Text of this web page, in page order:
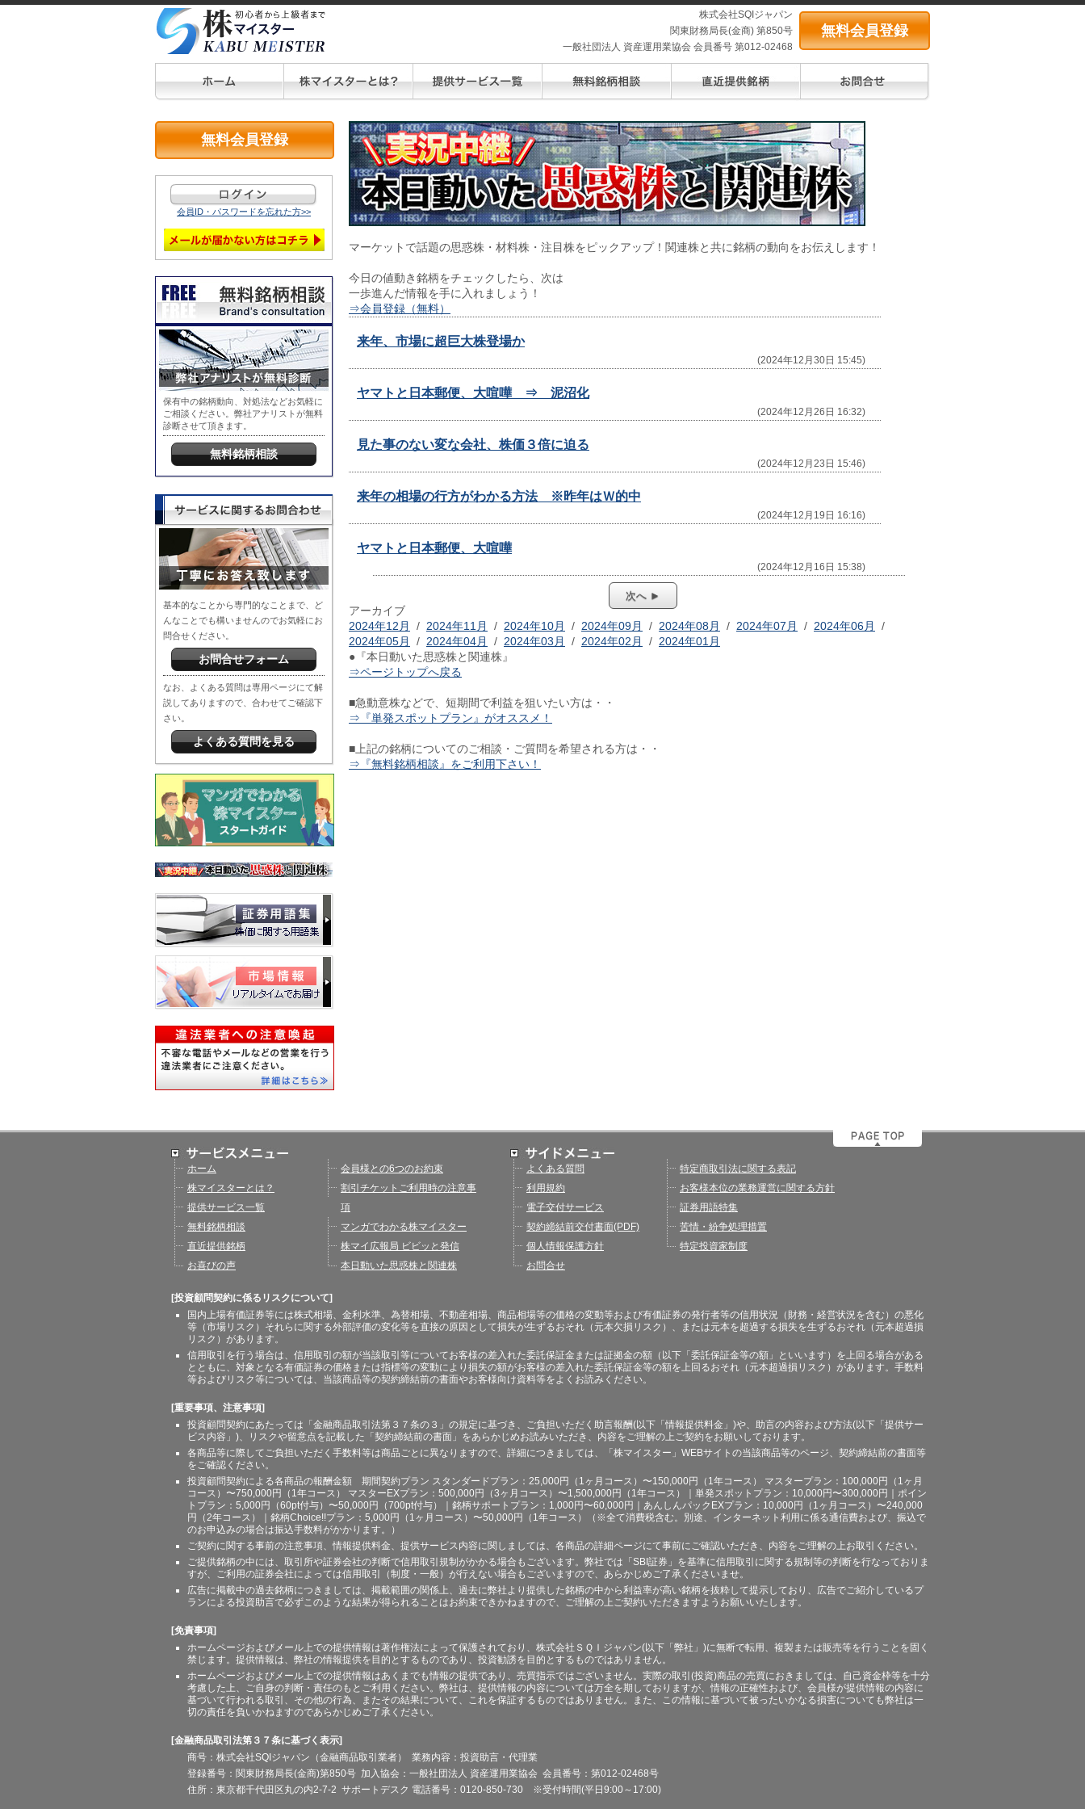
株式会社SQIジャパン
関東財務局長(金商) 第850号
一般社団法人 資産運用業協会 会員番号 第012-02468
無料会員登録
無料会員登録
会員ID・パスワードを忘れた方>>
保有中の銘柄動向、対処法などお気軽に
ご相談ください。弊社アナリストが無料
診断させて頂きます。
無料銘柄相談
基本的なことから専門的なことまで、ど
んなことでも構いませんのでお気軽にお
問合せください。
お問合せフォーム
なお、よくある質問は専用ページにて解
説してありますので、合わせてご確認下
さい。
よくある質問を見る
マーケットで話題の思惑株・材料株・注目株をピックアップ！関連株と共に銘柄の動向をお伝えします！
今日の値動き銘柄をチェックしたら、次は
一歩進んだ情報を手に入れましょう！
⇒会員登録（無料）
来年、市場に超巨大株登場か
(2024年12月30日 15:45)
ヤマトと日本郵便、大喧嘩 ⇒ 泥沼化
(2024年12月26日 16:32)
見た事のない変な会社、株価３倍に迫る
(2024年12月23日 15:46)
来年の相場の行方がわかる方法 ※昨年はＷ的中
(2024年12月19日 16:16)
ヤマトと日本郵便、大喧嘩
(2024年12月16日 15:38)
次へ ►
アーカイブ
2024年12月
/ 2024年11月 / 2024年10月 / 2024年09月 / 2024年08月 / 2024年07月 / 2024年06月
/
2024年05月
/ 2024年04月 / 2024年03月 / 2024年02月 / 2024年01月
●『本日動いた思惑株と関連株』
⇒ページトップへ戻る
■急動意株などで、短期間で利益を狙いたい方は・・
⇒『単発スポットプラン』がオススメ！
■上記の銘柄についてのご相談・ご質問を希望される方は・・
⇒『無料銘柄相談』をご利用下さい！
ホーム
株マイスターとは？
提供サービス一覧
無料銘柄相談
直近提供銘柄
お喜びの声
会員様との6つのお約束
割引チケットご利用時の注意事
項
マンガでわかる株マイスター
株マイ広報局 ビビッと発信
本日動いた思惑株と関連株
よくある質問
利用規約
電子交付サービス
契約締結前交付書面(PDF)
個人情報保護方針
お問合せ
特定商取引法に関する表記
お客様本位の業務運営に関する方針
証券用語特集
苦情・紛争処理措置
特定投資家制度
[投資顧問契約に係るリスクについて]
国内上場有価証券等には株式相場、金利水準、為替相場、不動産相場、商品相場等の価格の変動等および有価証券の発行者等の信用状況（財務・経営状況を含む）の悪化
等（市場リスク）それらに関する外部評価の変化等を直接の原因として損失が生ずるおそれ（元本欠損リスク）、または元本を超過する損失を生ずるおそれ（元本超過損
リスク）があります。
信用取引を行う場合は、信用取引の額が当該取引等についてお客様の差入れた委託保証金または証拠金の額（以下「委託保証金等の額」といいます）を上回る場合がある
とともに、対象となる有価証券の価格または指標等の変動により損失の額がお客様の差入れた委託保証金等の額を上回るおそれ（元本超過損リスク）があります。手数料
等およびリスク等については、当該商品等の契約締結前の書面やお客様向け資料等をよくお読みください。
[重要事項、注意事項]
投資顧問契約にあたっては「金融商品取引法第３７条の３」の規定に基づき、ご負担いただく助言報酬(以下「情報提供料金」)や、助言の内容および方法(以下「提供サー
ビス内容」)、リスクや留意点を記載した「契約締結前の書面」をあらかじめお読みいただき、内容をご理解の上ご契約をお願いしております。
各商品等に際してご負担いただく手数料等は商品ごとに異なりますので、詳細につきましては、「株マイスター」WEBサイトの当該商品等のページ、契約締結前の書面等
をご確認ください。
投資顧問契約による各商品の報酬金額 期間契約プラン スタンダードプラン：25,000円（1ヶ月コース）〜150,000円（1年コース） マスタープラン：100,000円（1ヶ月
コース）〜750,000円（1年コース） マスターEXプラン：500,000円（3ヶ月コース）〜1,500,000円（1年コース）｜単発スポットプラン：10,000円〜300,000円｜ポイン
トプラン：5,000円（60pt付与）〜50,000円（700pt付与）｜銘柄サポートプラン：1,000円〜60,000円｜あんしんパックEXプラン：10,000円（1ヶ月コース）〜240,000
円（2年コース）｜銘柄Choice!!プラン：5,000円（1ヶ月コース）〜50,000円（1年コース）（※全て消費税含む。別途、インターネット利用に係る通信費および、振込で
のお申込みの場合は振込手数料がかかります。）
ご契約に関する事前の注意事項、情報提供料金、提供サービス内容に関しましては、各商品の詳細ページにて事前にご確認いただき、内容をご理解の上お取引ください。
ご提供銘柄の中には、取引所や証券会社の判断で信用取引規制がかかる場合もございます。弊社では「SBI証券」を基準に信用取引に関する規制等の判断を行なっておりま
すが、ご利用の証券会社によっては信用取引（制度・一般）が行えない場合もございますので、あらかじめご了承くださいませ。
広告に掲載中の過去銘柄につきましては、掲載範囲の関係上、過去に弊社より提供した銘柄の中から利益率が高い銘柄を抜粋して提示しており、広告でご紹介しているプ
ランによる投資助言で必ずこのような結果が得られることはお約束できかねますので、ご理解の上ご契約いただきますようお願いいたします。
[免責事項]
ホームページおよびメール上での提供情報は著作権法によって保護されており、株式会社ＳＱＩジャパン(以下「弊社」)に無断で転用、複製または販売等を行うことを固く
禁じます。提供情報は、弊社の情報提供を目的とするものであり、投資勧誘を目的とするものではありません。
ホームページおよびメール上での提供情報はあくまでも情報の提供であり、売買指示ではございません。実際の取引(投資)商品の売買におきましては、自己資金枠等を十分
考慮した上、ご自身の判断・責任のもとご利用ください。弊社は、提供情報の内容については万全を期しておりますが、情報の正確性および、会員様が提供情報の内容に
基づいて行われる取引、その他の行為、またその結果について、これを保証するものではありません。また、この情報に基づいて被ったいかなる損害についても弊社は一
切の責任を負いかねますのであらかじめご了承ください。
[金融商品取引法第３７条に基づく表示]
商号：株式会社SQIジャパン（金融商品取引業者） 業務内容：投資助言・代理業
登録番号：関東財務局長(金商)第850号 加入協会：一般社団法人 資産運用業協会 会員番号：第012-02468号
住所：東京都千代田区丸の内2-7-2 サポートデスク 電話番号：0120-850-730 ※受付時間(平日9:00～17:00)